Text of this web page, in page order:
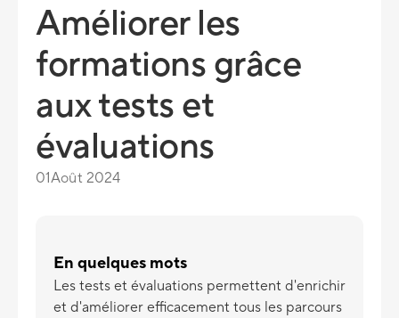
Améliorer les
formations grâce
aux tests et
évaluations
01Août 2024
En quelques mots
Les tests et évaluations permettent d'enrichir
et d'améliorer efficacement tous les parcours